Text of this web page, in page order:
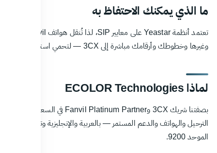
ما الذي يمكنك الاحتفاظ به
تعتمد أنظمة Yeastar على معايير SIP، لذا تُنقل هواتف Fanvil
وغيرها وخطوطك وأرقامك مباشرة إلى 3CX — لتحمي استثمارك.
لماذا ECOLOR Technologies
بصفتنا شريك 3CX وFanvil Platinum Partner في السعودية، نقدّم
الترحيل والهواتف والدعم المستمر — بالعربية والإنجليزية وتجربة الرقم
الموحد 9200.